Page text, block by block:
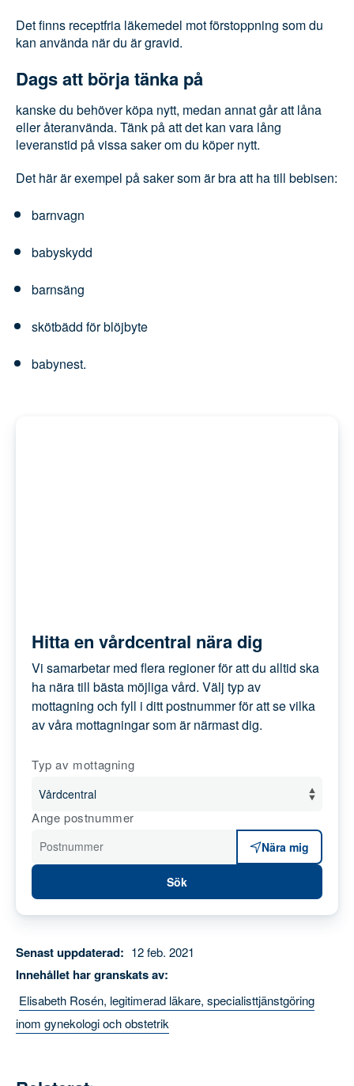
rör på dig så mycket du kan och orkar.
som du kan använda när du är gravid.
Dags att börja tänka på
kanske du behöver köpa nytt, medan annat går att
leveranstid på vissa saker om du köper nytt.
Det här är exempel på saker som är bra att ha till
Hitta en vårdcentral nära dig
Vi samarbetar med flera regioner för att du
typ av mottagning och fyll i ditt postnummer
närmast dig.
Ange postnummer
Sök
Senast uppdaterad: 12 feb. 2021